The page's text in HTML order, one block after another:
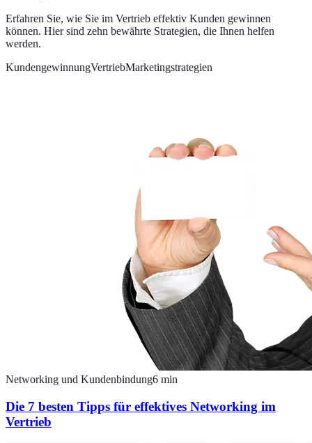
Erfahren Sie, wie Sie im Vertrieb effektiv Kunden gewinnen
können. Hier sind zehn bewährte Strategien, die Ihnen helfen
werden.
KundengewinnungVertriebMarketingstrategien
Networking und Kundenbindung6 min
Die 7 besten Tipps für effektives Networking im
Vertrieb